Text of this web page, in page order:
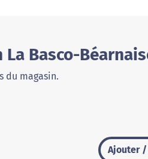
Basco-
du magasin.
Ajouter